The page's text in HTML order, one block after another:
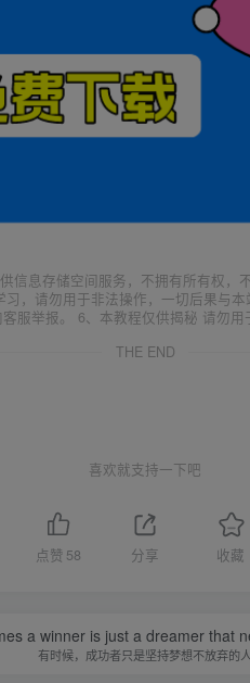
信息存储空间服务，不拥有所有权
，请勿用于非法操作，一切后果与
服举报。 6、本教程仅供揭秘 请勿
THE END
喜欢就支持一下吧
点赞 58 分享 收藏
a winner is just a dreamer that
有时候，成功者只是坚持梦想不放弃的人